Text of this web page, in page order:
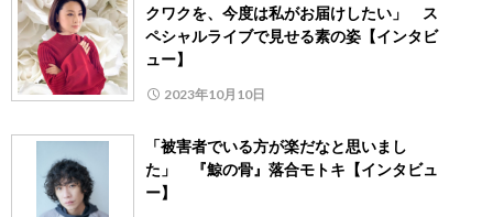
クワクを、今度は私がお届けしたい」 ス
ペシャルライブで見せる素の姿【インタビ
ュー】
2023年10月10日
「被害者でいる方が楽だなと思いまし
た」 『鯨の骨』落合モトキ【インタビュ
ー】